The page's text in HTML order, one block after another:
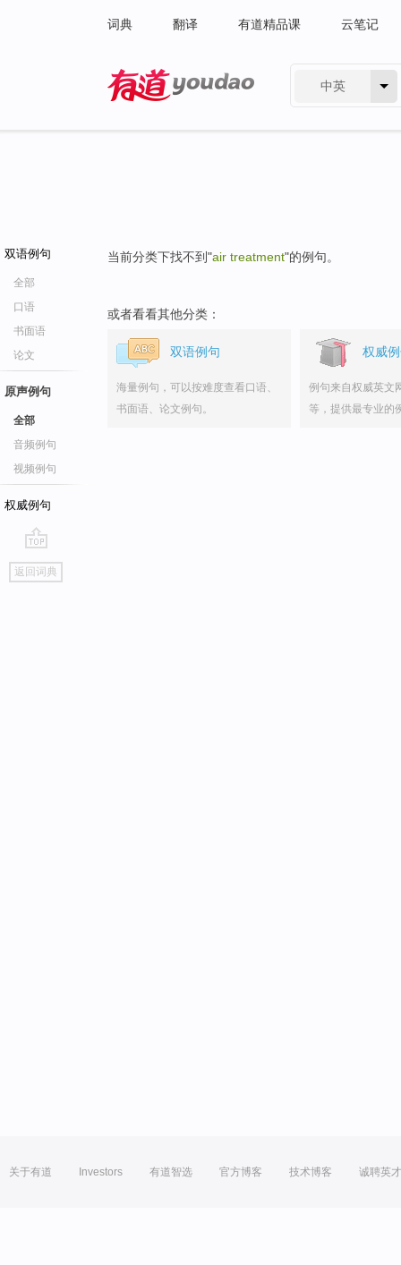
词典 翻译 有道精品课 云笔记
中英
双语例句
全部
口语
书面语
论文
原声例句
全部
音频例句
视频例句
权威例句
go
top
返回词典
当前分类下找不到"air treatment"的例句。
或者看看其他分类：
双语例句
海量例句，可以按难度查看口语、
书面语、论文例句。
权威
例句来自权威英文
等，提供最专业的
关于有道 Investors 有道智选 官方博客 技术博客 诚聘英才